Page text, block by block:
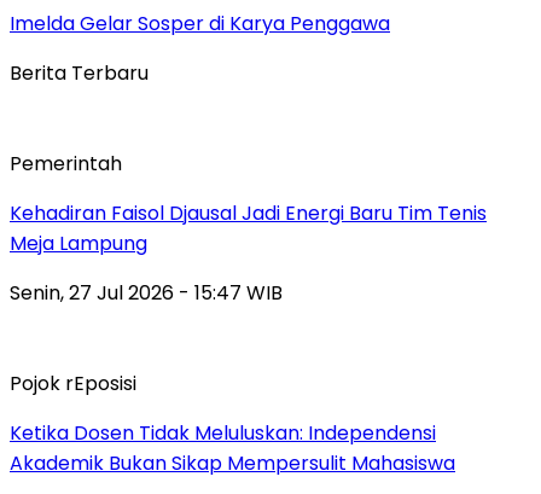
Imelda Gelar Sosper di Karya Penggawa
Berita Terbaru
Pemerintah
Kehadiran Faisol Djausal Jadi Energi Baru Tim Tenis
Meja Lampung
Senin, 27 Jul 2026 - 15:47 WIB
Pojok rEposisi
Ketika Dosen Tidak Meluluskan: Independensi
Akademik Bukan Sikap Mempersulit Mahasiswa